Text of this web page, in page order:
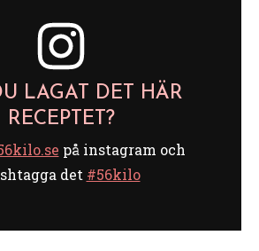
LAGAT DET HÄR
RECEPTET?
på instagram och
det #56kilo